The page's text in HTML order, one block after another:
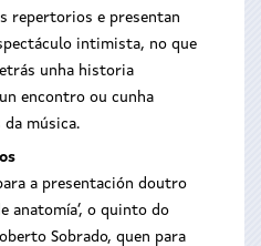
repertorios e presentan
intimista, no que
unha historia
encontro ou cunha
da música.
a presentación doutro
anatomía’, o quinto do
Sobrado, quen para